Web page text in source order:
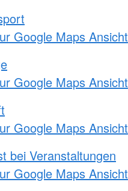
Google Maps Ansicht
Google Maps Ansicht
Google Maps Ansicht
bei Veranstaltungen
Google Maps Ansicht